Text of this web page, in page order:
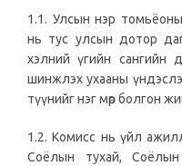
1.1. Улсын нэр
нь тус улсын дотор
хэлний үгийн сангийн
шинжлэх ухааны
түүнийг нэг мөр болгон
1.2. Комисс нь үйл
Соёлын тухай, Соёлын